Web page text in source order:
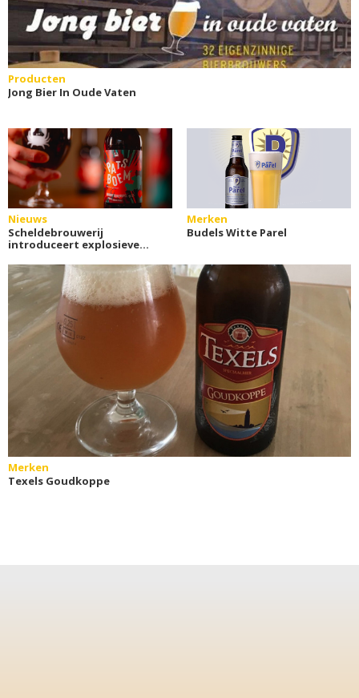
Producten
Jong Bier In Oude Vaten
Nieuws
Scheldebrouwerij
introduceert explosieve
Merken
Budels Witte Parel
Merken
Texels Goudkoppe